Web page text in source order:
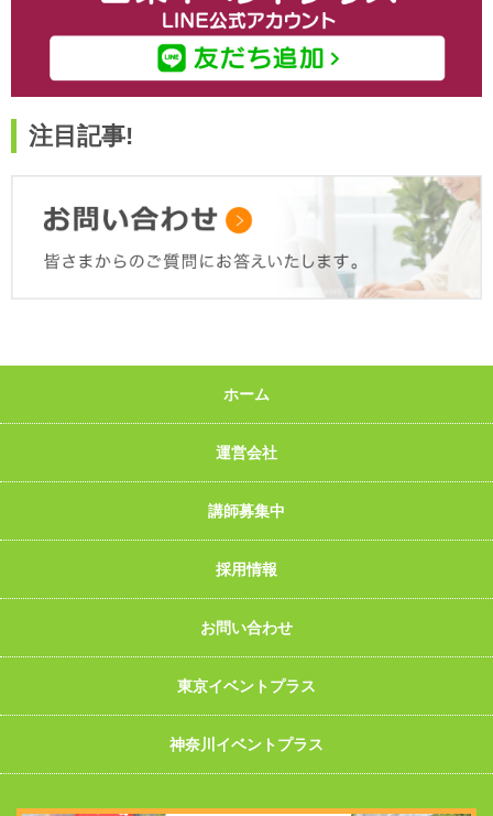
注目記事!
ホーム
運営会社
講師募集中
採用情報
お問い合わせ
東京イベントプラス
神奈川イベントプラス